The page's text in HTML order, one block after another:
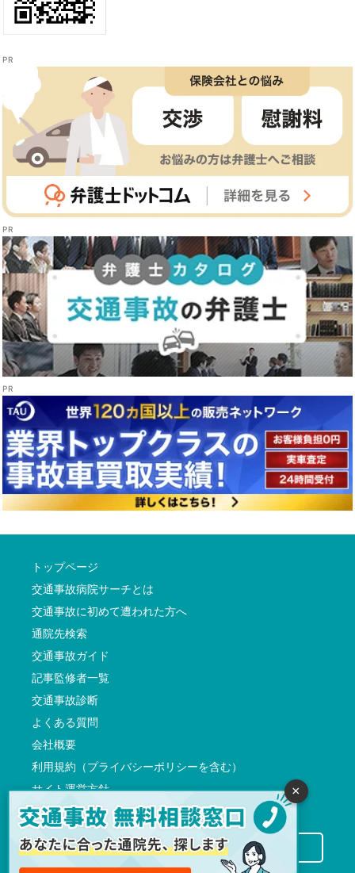
トップページ
交通事故病院サーチとは
交通事故に初めて遭われた方へ
通院先検索
交通事故ガイド
記事監修者一覧
交通事故診断
よくある質問
会社概要
利用規約（プライバシーポリシーを含む）
サイト運営方針
反社会的勢力に対する基本方針
交通事故病院サーチに掲載希望の先生方へ
×